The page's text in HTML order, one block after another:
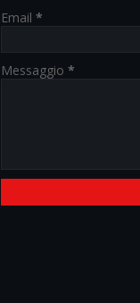
Email *
Messaggio *